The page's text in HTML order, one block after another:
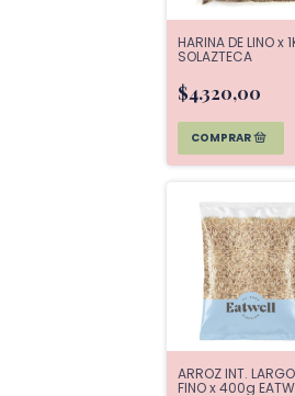
HARINA DE LINO x
SOLAZTECA
$4.320,00
ARROZ INT. LARGO
FINO x 400g